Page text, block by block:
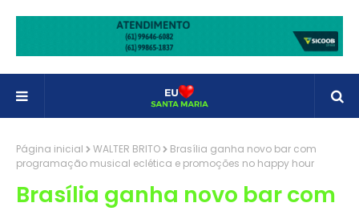
Página inicial WALTER BRITO
Brasília ganha novo bar com
programação musical eclética e promoções no happy hour
Brasília ganha novo bar com